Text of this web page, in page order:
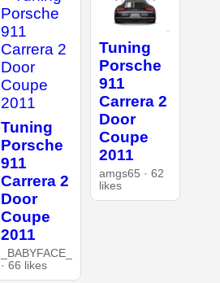
Tuning
Porsche
911
Carrera 2
Door
Coupe
2011
_BABYFACE_
· 66 likes
Tuning
Porsche
911
Carrera 2
Door
Coupe
2011
amgs65 · 62
likes